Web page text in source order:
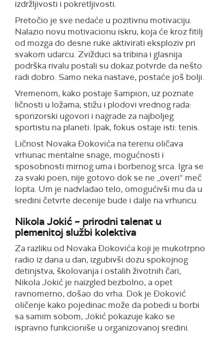
izdržljivosti i pokretljivosti.
Pretočio je sve nedaće u pozitivnu motivaciju.
Nalazio novu motivacionu iskru, koja će kroz fitilj
od mozga do desne ruke aktivirati eksploziv pri
svakom udarcu. Zvižduci sa tribina i glasnija
podrška rivalu postali su dokaz potvrde da nešto
radi dobro. Samo neka nastave, postaće još bolji.
Vremenom, kako postaje šampion, uz poznate
ličnosti u ložama, stižu i plodovi vrednog rada:
sponzorski ugovori i nagrade za najboljeg
sportistu na planeti. Ipak, fokus ostaje isti: tenis.
Ličnost Novaka Đokovića na terenu oličava
vrhunac mentalne snage, mogućnosti i
sposobnosti mirnog uma i borbenog srca. Igra se
za svaki poen, nije gotovo dok se ne „overi“ meč
lopta. Um je nadvladao telo, omogućivši mu da u
sredini četvrte decenije bude i dalje na vrhuncu.
Nikola Jokić – prirodni talenat u
plemenitoj službi kolektiva
Za razliku od Novaka Đokovića koji je mukotrpno
radio iz dana u dan, izgubivši dozu spokojnog
detinjstva, školovanja i ostalih životnih čari,
Nikola Jokić je naizgled bezbolno, a opet
ravnomerno, došao do vrha. Dok je Đoković
oličenje kako pojedinac može da pobedi u borbi
sa samim sobom, Jokić pokazuje kako se
ispravno funkcioniše u organizovanoj sredini.